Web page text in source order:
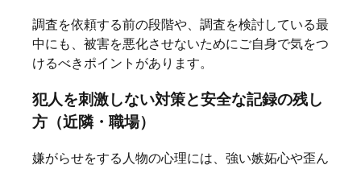
調査を依頼する前の段階や、調査を検討している最
中にも、被害を悪化させないためにご自身で気をつ
けるべきポイントがあります。
犯人を刺激しない対策と安全な記録の残し
方（近隣・職場）
嫌がらせをする人物の心理には、強い嫉妬心や歪ん